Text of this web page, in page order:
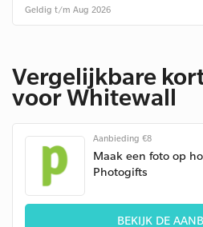
Geldig t/m Aug 2026
Vergelijkbare
voor Whitewall
Aanbieding €8
Maak een foto op
Photogifts
BEKIJK DE